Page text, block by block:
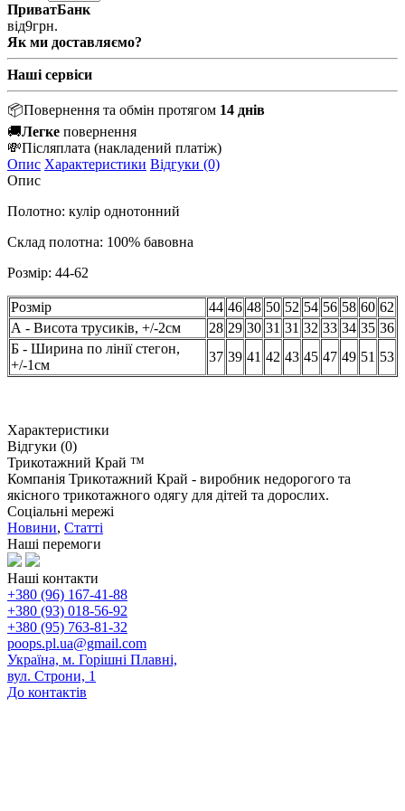
ПриватБанк
від9грн.
Як ми доставляємо?
Наші сервіси
📦Повернення та обмін протягом 14 днів
🚚Легке повернення
💸Післяплата (накладений платіж)
Опис Характеристики Відгуки (0)
Опис
Полотно: кулір однотонний
Склад полотна: 100% бавовна
Розмір: 44-62
Розмір 44 46 48 50 52 54 56 58 60 62
А - Висота трусиків, +/-2см
28 29 30 31 31 32 33 34 35 36
Б - Ширина по лінії стегон,
+/-1см
37 39 41 42 43 45 47 49 51 53
Характеристики
Відгуки (0)
Трикотажний Край ™
Компанія Трикотажний Край - виробник недорогого та
якісного трикотажного одягу для дітей та дорослих.
Соціальні мережі
Новини, Статті
Наші перемоги
Наші контакти
+380 (96) 167-41-88
+380 (93) 018-56-92
+380 (95) 763-81-32
poops.pl.ua@gmail.com
Україна, м. Горішні Плавні,
вул. Строни, 1
До контактів